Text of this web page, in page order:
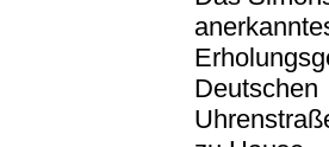
Deutschen